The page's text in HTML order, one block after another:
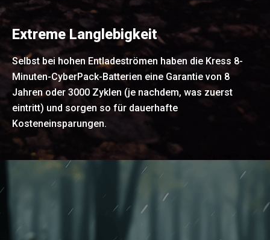
Extreme Langlebigkeit
Selbst bei hohen Entladeströmen haben die Kress 8-
Minuten-CyberPack-Batterien eine Garantie von 8
Jahren oder 3000 Zyklen (je nachdem, was zuerst
eintritt) und sorgen so für dauerhafte
Kosteneinsparungen.